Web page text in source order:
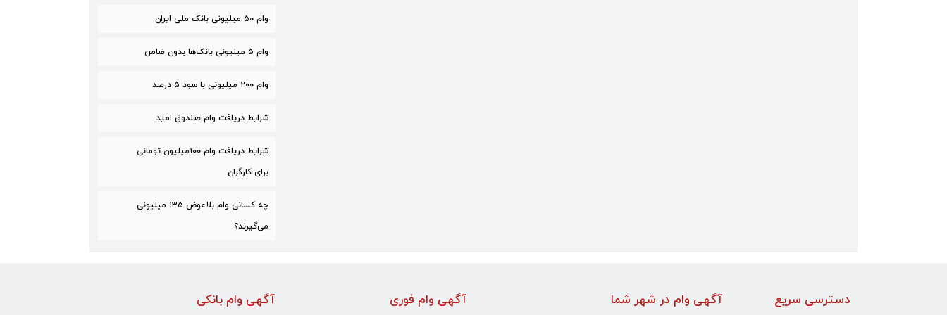
وام ۵۰ میلیونی بانک ملی ایران
وام ۵ میلیونی بانک‌ها بدون ضامن
وام ۲۰۰ میلیونی با سود ۵ درصد
شرایط دریافت وام صندوق امید
شرایط دریافت وام ۱۰۰میلیون تومانی
برای کارگران
چه کسانی وام بلاعوض ۱۳۵ میلیونی
می‌گیرند؟
آگهی وام بانکی آگهی وام فوری آگهی وام در شهر شما دسترسی سریع